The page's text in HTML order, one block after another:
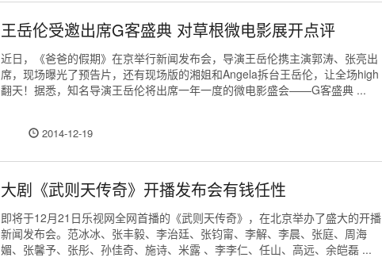
王岳伦受邀出席G客盛典 对草根微电影展开点评
近日，《爸爸的假期》在京举行新闻发布会，导演王岳伦携主演郭涛、张亮出
席，现场曝光了预告片，还有现场版的湘姐和Angela拆台王岳伦，让全场high
翻天！据悉，知名导演王岳伦将出席一年一度的微电影盛会——G客盛典 ...
2014-12-19
大剧《武则天传奇》开播发布会有钱任性
即将于12月21日乐视网全网首播的《武则天传奇》，在北京举办了盛大的开播
新闻发布会。范冰冰、张丰毅、李治廷、张钧甯、李解、李晨、张庭、周海
媚、张馨予、张彤、孙佳奇、施诗、米露 、李李仁、任山、高远、余皑磊 ...